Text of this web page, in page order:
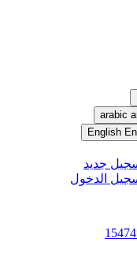
جديد
الدخول